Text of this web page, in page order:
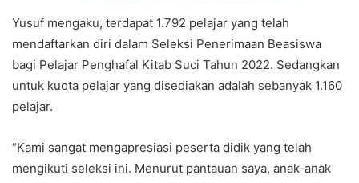
Yusuf mengaku, terdapat 1.792 pelajar yang telah
mendaftarkan diri dalam Seleksi Penerimaan Beasiswa
bagi Pelajar Penghafal Kitab Suci Tahun 2022. Sedangkan
untuk kuota pelajar yang disediakan adalah sebanyak 1.160
pelajar.
“Kami sangat mengapresiasi peserta didik yang telah
mengikuti seleksi ini. Menurut pantauan saya, anak-anak